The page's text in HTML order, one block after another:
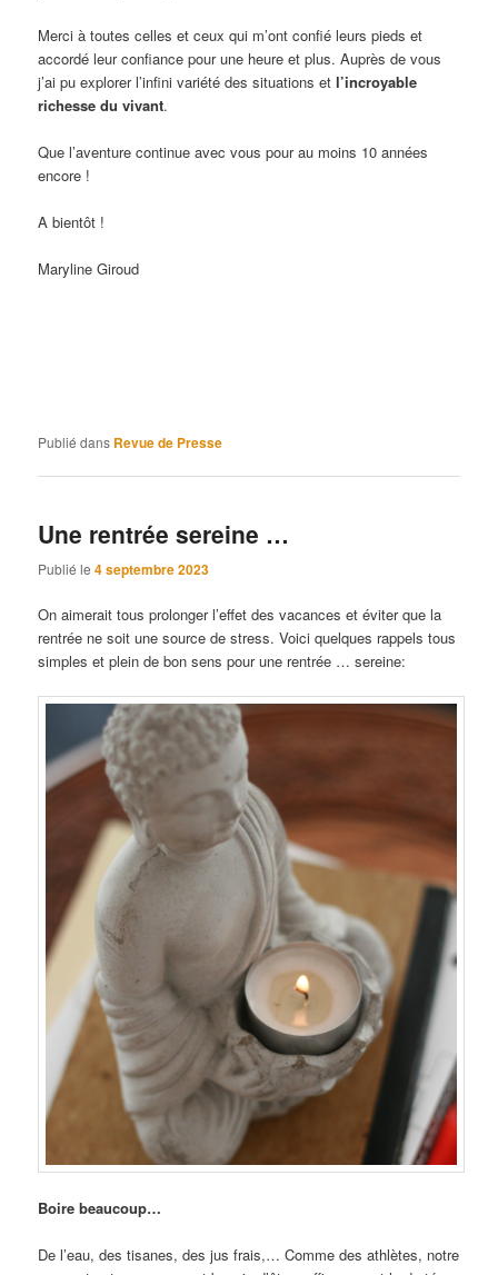
Merci à toutes celles et ceux qui m’ont confié leurs pieds et
accordé leur confiance pour une heure et plus. Auprès de vous
j’ai pu explorer l’infini variété des situations etl’incroyable
richesse du vivant.
Que l’aventure continue avec vous pour au moins 10 années
encore !
A bientôt !
Maryline Giroud
Publié dans Revue de Presse
Une rentrée sereine …
Publié le4 septembre 2023
On aimerait tous prolonger l’effet des vacances et éviter que la
rentrée ne soit une source de stress. Voici quelques rappels tous
simples et plein de bon sens pour une rentrée … sereine:
Boire beaucoup…
De l’eau, des tisanes, des jus frais,… Comme des athlètes, notre